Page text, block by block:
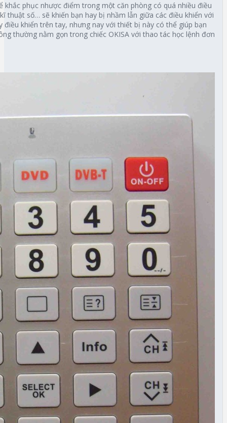
khắc phục nhược điểm trong một căn phòng có quá nhiều điều
thuật số… sẽ khiến bạn hay bị nhầm lẫn giữa các điều khiển với
khiển trên tay, nhưng nay với thiết bị này có thể giúp bạn
thường nằm gọn trong chiếc OKISA với thao tác học lệnh đơn